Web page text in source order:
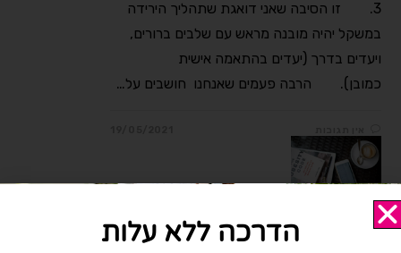
3.⠀ ⠀ זו הסיבה שאני דואגת שתהליך הירידה
במשקל יהיה מובנה מראש עם שלבים ברורים,
ויעדים בדרך (יעדים בהתאמה אישית
כמובן).⠀ ⠀ הרבה פעמים שאנחנו חושבים על…
הדרכה ללא עלות